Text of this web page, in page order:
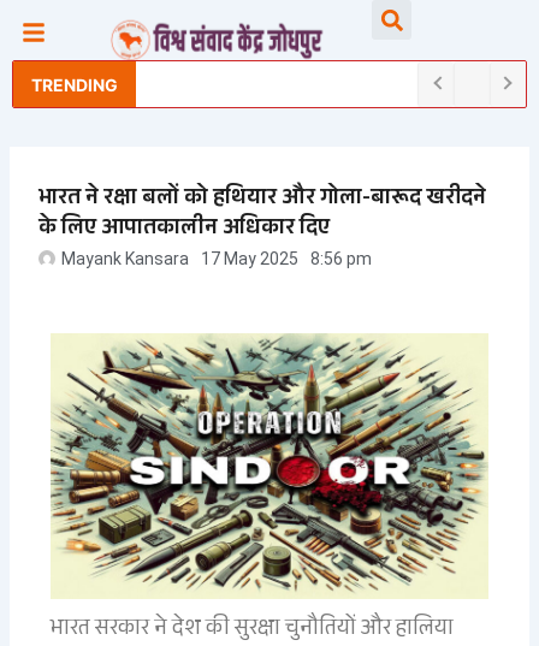
TRENDING
भारत ने रक्षा बलों को हथियार और गोला-बारूद खरीदने
के लिए आपातकालीन अधिकार दिए
Mayank Kansara 17 May 2025 8:56 pm
भारत सरकार ने देश की सुरक्षा चुनौतियों और हालिया